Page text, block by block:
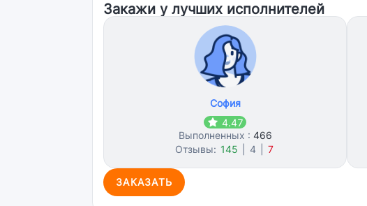
Закажи у лучших исполнителей
София
4.47
Выполненных : 466
Отзывы: 145 4 7
ЗАКАЗАТЬ